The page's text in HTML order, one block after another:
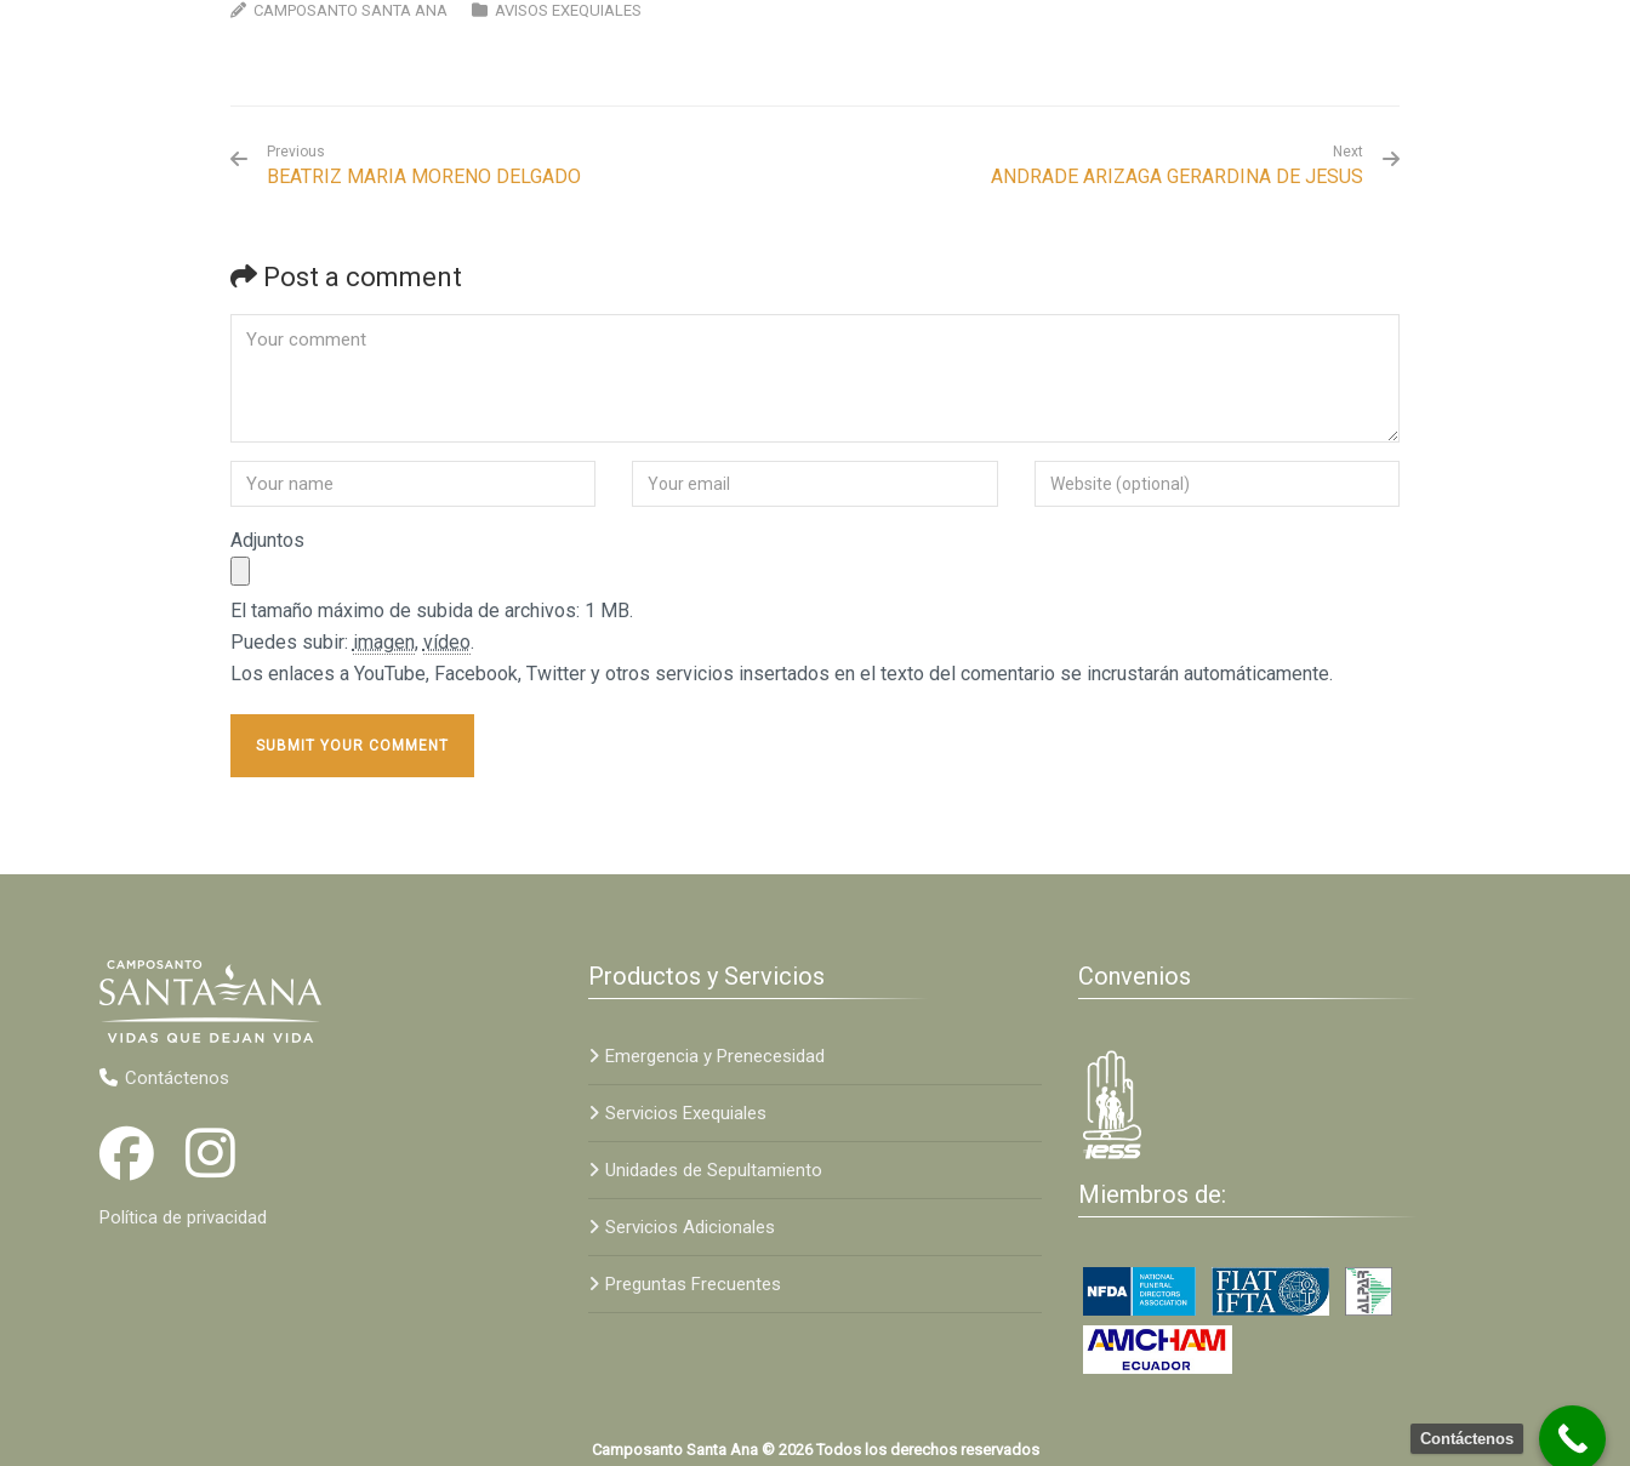
CAMPOSANTO SANTA ANA AVISOS EXEQUIALES
Previous
BEATRIZ MARIA MORENO DELGADO
Next
ANDRADE ARIZAGA GERARDINA DE JESUS
Post a comment
Adjuntos
El tamaño máximo de subida de archivos: 1 MB.
Puedes subir: imagen, vídeo.
Los enlaces a YouTube, Facebook, Twitter y otros servicios insertados en el texto del comentario se incrustarán automáticamente.
Contáctenos
Política de privacidad
Productos y Servicios
Emergencia y Prenecesidad
Servicios Exequiales
Unidades de Sepultamiento
Servicios Adicionales
Preguntas Frecuentes
Convenios
Miembros de:
Camposanto Santa Ana © 2026 Todos los derechos reservados
Contáctenos